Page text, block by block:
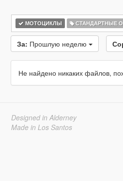
МОТОЦИКЛЫ СТАНДАРТНЫЕ
За: Прошлую неделю
Не найдено никаких файлов,
Designed in Alderney
Made in Los Santos